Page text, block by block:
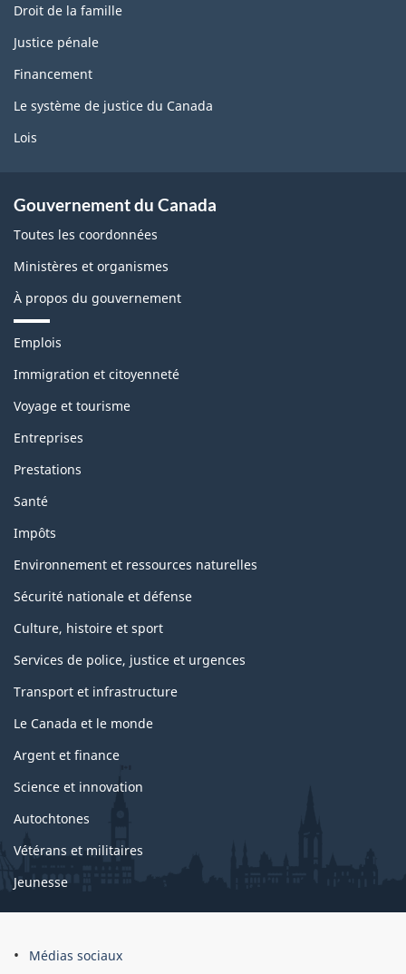
Droit de la famille
Justice pénale
Financement
Le système de justice du Canada
Lois
Gouvernement du Canada
Toutes les coordonnées
Ministères et organismes
À propos du gouvernement
T
è
e
e
t
s
u
e
s
Emplois
Immigration et citoyenneté
Voyage et tourisme
Entreprises
Prestations
Santé
Impôts
Environnement et ressources naturelles
Sécurité nationale et défense
Culture, histoire et sport
Services de police, justice et urgences
Transport et infrastructure
Le Canada et le monde
Argent et finance
Science et innovation
Autochtones
Vétérans et militaires
Jeunesse
Médias sociaux